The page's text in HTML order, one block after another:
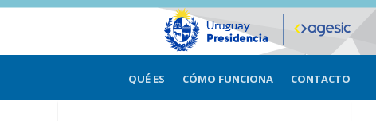
QUÉ ES CÓMO FUNCIONA CONTACTO